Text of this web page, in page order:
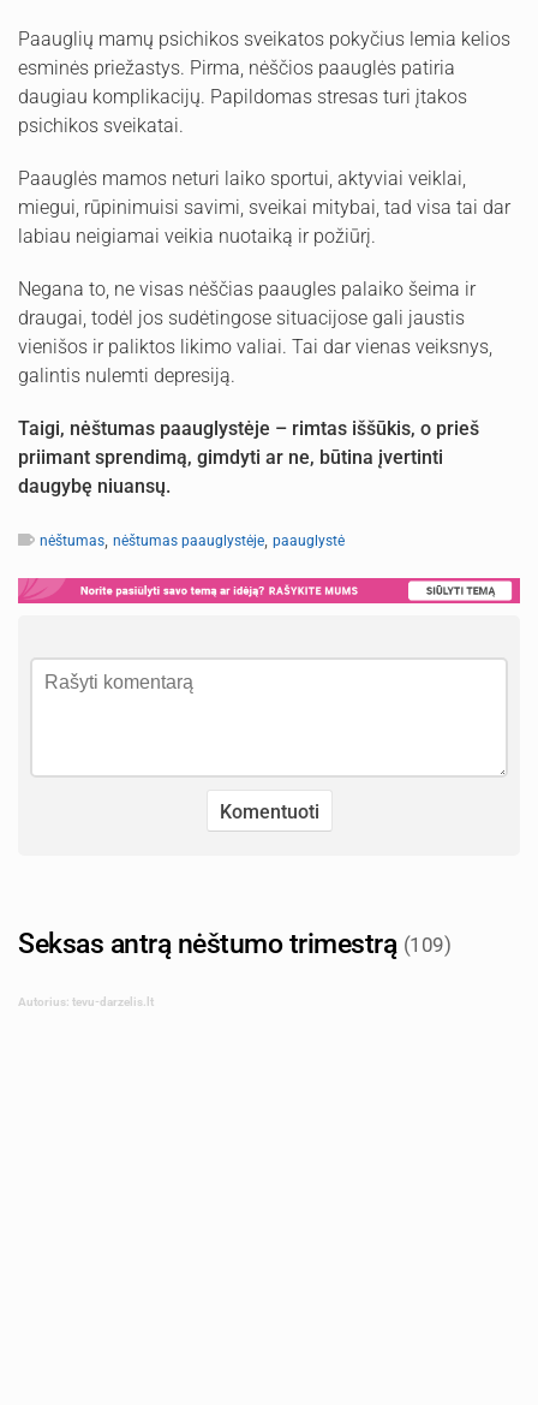
Paauglių mamų psichikos sveikatos pokyčius lemia kelios
esminės priežastys. Pirma, nėščios paauglės patiria
daugiau komplikacijų. Papildomas stresas turi įtakos
psichikos sveikatai.
Paauglės mamos neturi laiko sportui, aktyviai veiklai,
miegui, rūpinimuisi savimi, sveikai mitybai, tad visa tai dar
labiau neigiamai veikia nuotaiką ir požiūrį.
Negana to, ne visas nėščias paaugles palaiko šeima ir
draugai, todėl jos sudėtingose situacijose gali jaustis
vienišos ir paliktos likimo valiai. Tai dar vienas veiksnys,
galintis nulemti depresiją.
Taigi, nėštumas paauglystėje – rimtas iššūkis, o prieš
priimant sprendimą, gimdyti ar ne, būtina įvertinti
daugybę niuansų.
nėštumas, nėštumas paauglystėje, paauglystė
Seksas antrą nėštumo trimestrą (109)
Autorius: tevu-darzelis.lt